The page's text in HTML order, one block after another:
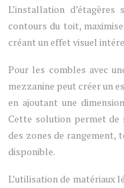
L’installation
contours du toit,
créant un effet visuel
Pour les combles avec
mezzanine peut créer un
en ajoutant une
Cette solution permet de
des zones de rangement,
disponible.
L’utilisation de matériaux